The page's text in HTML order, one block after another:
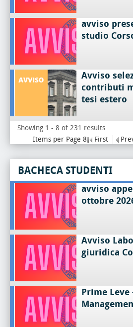
avviso
studio
Avviso
contributi
tesi estero
Showing 1 - 8 of 231 results
Items per Page 8
First
BACHECA STUDENTI
avviso
ottobre
Avviso
giuridica
Prime